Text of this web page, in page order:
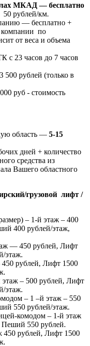
МКАД — бесплатно
рублей/км.
— бесплатно +
компании по
от веса и объема
с 23 часов до 7 часов
500 рублей (только в
руб - стоимость
область — 5-15
дней + количество
средства из
Вашего областного
грузовой лифт /
– 1-й этаж – 400
400 рублей/этаж,
— 450 рублей, Лифт
этаж.
рублей, Лифт 1500
этаж – 500 рублей, Лифт
этаж.
– 1 –й этаж – 550
550 рублей/этаж.
комодом – 1-й этаж
Пеший 550 рублей.
рублей, Лифт 1500